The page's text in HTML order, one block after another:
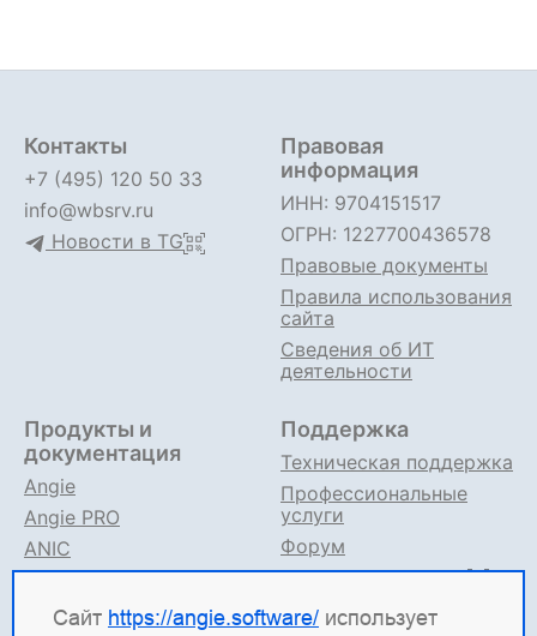
Сайт https://angie.software/ использует
Контакты
+7 (495) 120 50 33
info@wbsrv.ru
Новости в TG
Правовая
информация
ИНН: 9704151517
ОГРН: 1227700436578
Правовые документы
Правила использования
сайта
Сведения об ИТ
деятельности
Продукты и
документация
Angie
Angie PRO
ANIC
Angie ADC
Документация
Поддержка
Техническая поддержка
Профессиональные
услуги
Форум
Поддержка в TG